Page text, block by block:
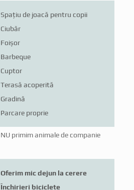
Spațiu de joacă pentru copii
Ciubăr
Foișor
Barbeque
Cuptor
Terasă acoperită
Gradină
Parcare proprie
NU primim animale de companie
Oferim mic dejun la cerere
Închirieri biciclete